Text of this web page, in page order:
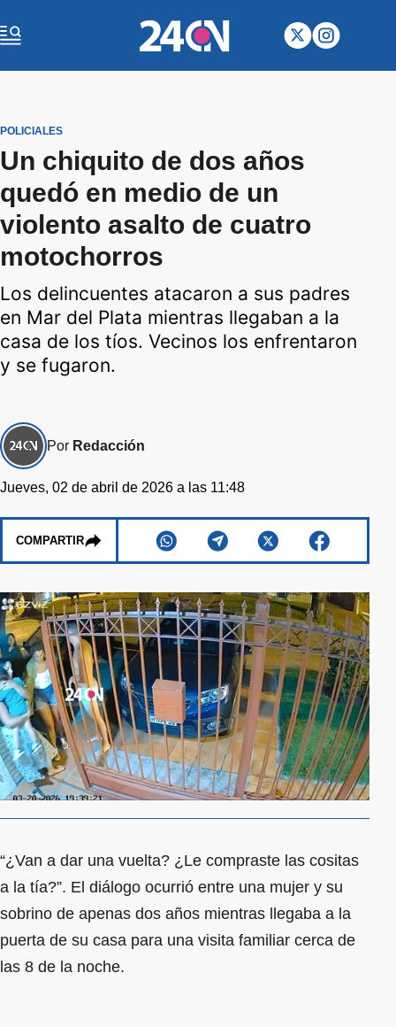
POLICIALES
Un chiquito de dos años
quedó en medio de un
violento asalto de cuatro
motochorros
Los delincuentes atacaron a sus padres
en Mar del Plata mientras llegaban a la
casa de los tíos. Vecinos los enfrentaron
y se fugaron.
Por Redacción
Jueves, 02 de abril de 2026 a las 11:48
COMPARTIR
“¿Van a dar una vuelta? ¿Le compraste las cositas
a la tía?”. El diálogo ocurrió entre una mujer y su
sobrino de apenas dos años mientras llegaba a la
puerta de su casa para una visita familiar cerca de
las 8 de la noche.